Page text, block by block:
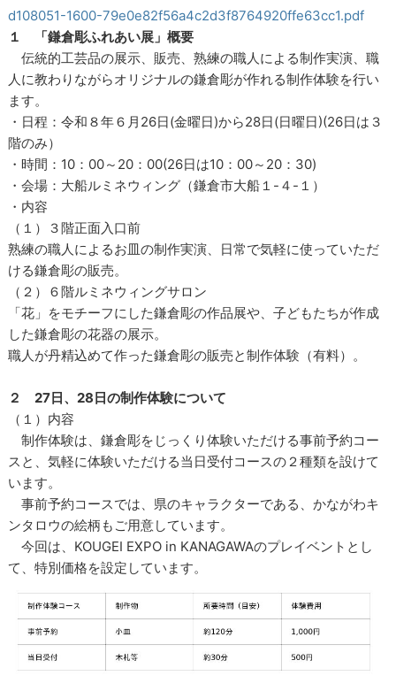
d108051-1600-79e0e82f56a4c2d3f8764920ffe63cc1.pdf
１ 「鎌倉彫ふれあい展」概要
伝統的工芸品の展示、販売、熟練の職人による制作実演、職
人に教わりながらオリジナルの鎌倉彫が作れる制作体験を行い
ます。
・日程：令和８年６月26日(金曜日)から28日(日曜日)(26日は３
階のみ）
・時間：10：00～20：00(26日は10：00～20：30)
・会場：大船ルミネウィング（鎌倉市大船１-４-１）
・内容
（１）３階正面入口前
熟練の職人によるお皿の制作実演、日常で気軽に使っていただ
ける鎌倉彫の販売。
（２）６階ルミネウィングサロン
「花」をモチーフにした鎌倉彫の作品展や、子どもたちが作成
した鎌倉彫の花器の展示。
職人が丹精込めて作った鎌倉彫の販売と制作体験（有料）。
２ 27日、28日の制作体験について
（１）内容
制作体験は、鎌倉彫をじっくり体験いただける事前予約コー
スと、気軽に体験いただける当日受付コースの２種類を設けて
います。
事前予約コースでは、県のキャラクターである、かながわキ
ンタロウの絵柄もご用意しています。
今回は、KOUGEI EXPO in KANAGAWAのプレイベントとし
て、特別価格を設定しています。